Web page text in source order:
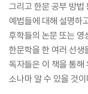
그리고 한문 공부 방법
예법들에 대해 설명하
후학들의 논문 또는
한문학을 한 여러 선생
독자들은 이 책을 통해
소나마 알 수 있을 것이